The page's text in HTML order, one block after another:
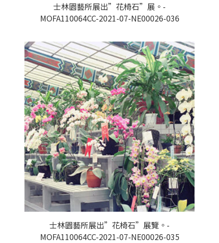
士林園藝所展出”花椅石”展。-
MOFA110064CC-2021-07-NE00026-036
士林園藝所展出”花椅石”展覽。-
MOFA110064CC-2021-07-NE00026-035